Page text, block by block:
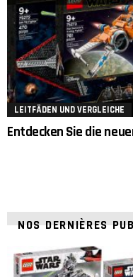
LEITFÄDEN UND VERGLEICHE
Entdecken Sie die
NOS DERNIÈRES